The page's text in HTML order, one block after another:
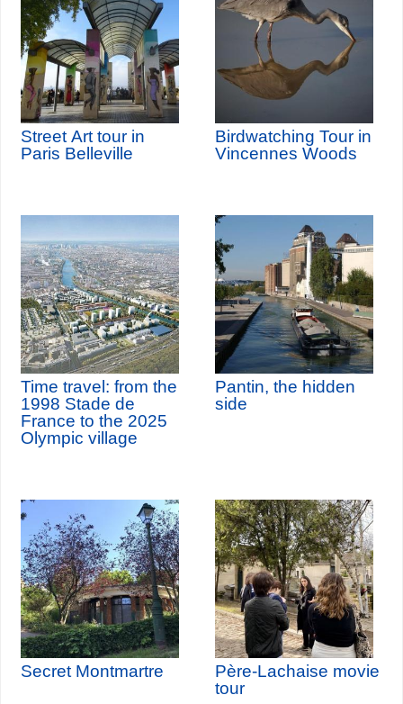
Street Art tour in
Paris Belleville
Birdwatching Tour in
Vincennes Woods
Time travel: from the
1998 Stade de
France to the 2025
Olympic village
Pantin, the hidden
side
Secret Montmartre
Père-Lachaise movie
tour